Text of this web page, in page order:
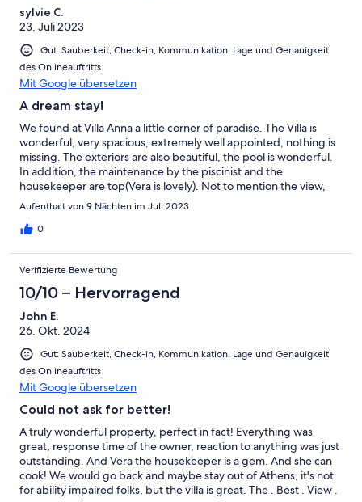
sylvie C.
23. Juli 2023
Gut: Sauberkeit, Check-in, Kommunikation, Lage und Genauigkeit
des Onlineauftritts
Mit Google übersetzen
A dream stay!
We found at Villa Anna a little corner of paradise. The Villa is
wonderful, very spacious, extremely well appointed, nothing is
missing. The exteriors are also beautiful, the pool is wonderful.
In addition, the maintenance by the piscinist and the
housekeeper are top(Vera is lovely). Not to mention the view,
which is simply amazing. Everything is done to spend a dream
responsiveness and her kindness!
Aufenthalt von 9 Nächten im Juli 2023
0
Verifizierte Bewertung
10/10 – Hervorragend
John E.
26. Okt. 2024
Gut: Sauberkeit, Check-in, Kommunikation, Lage und Genauigkeit
des Onlineauftritts
Mit Google übersetzen
Could not ask for better!
A truly wonderful property, perfect in fact! Everything was
great, response time of the owner, reaction to anything was just
outstanding. And Vera the housekeeper is a gem. And she can
cook! We would go back and maybe stay out of Athens, it's not
for ability impaired folks, but the villa is great. The . Best . View .